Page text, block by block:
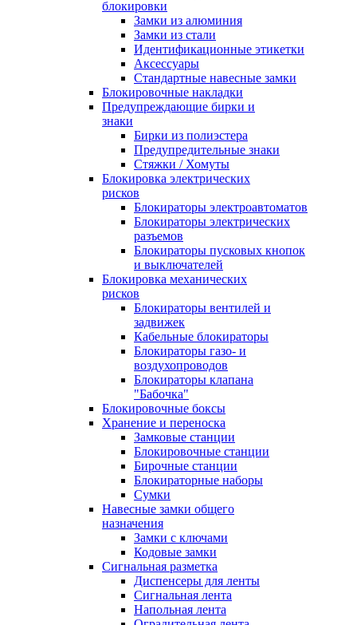
блокировки
Замки из алюминия
Замки из стали
Идентификационные этикетки
Аксессуары
Стандартные навесные замки
Блокировочные накладки
Предупреждающие бирки и
знаки
Бирки из полиэстера
Предупредительные знаки
Стяжки / Хомуты
Блокировка электрических
рисков
Блокираторы электроавтоматов
Блокираторы электрических
разъемов
Блокираторы пусковых кнопок
и выключателей
Блокировка механических
рисков
Блокираторы вентилей и
задвижек
Кабельные блокираторы
Блокираторы газо- и
воздухопроводов
Блокираторы клапана
"Бабочка"
Блокировочные боксы
Хранение и переноска
Замковые станции
Блокировочные станции
Бирочные станции
Блокираторные наборы
Сумки
Навесные замки общего
назначения
Замки с ключами
Кодовые замки
Сигнальная разметка
Диспенсеры для ленты
Сигнальная лента
Напольная лента